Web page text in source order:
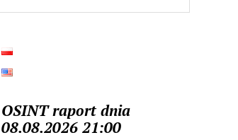
OSINT raport dnia
08.08.2026 21:00